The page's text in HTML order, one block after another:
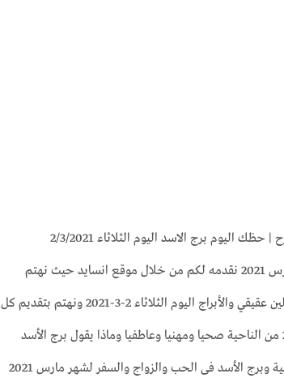
توقعات برج الأسد لهذا اليوم الثلاثاء 2 مارس 2021 نقدمه لكم من خلال موقع انسايد حيث نهتم
بجميع الأبراج وحظك اليوم 2/3/2021 جاكلين عقيقي والأبراج اليوم الثلاثاء 2-3-2021 ونهتم بتقديم كل
ما يخص برج الأسد اليوم الثلاثاء 2/3/2021 من الناحية صحيا ومهنيا وعاطفيا وماذا يقول برج الأسد
اليوم من النواحى الصحية والعاطفية والمهنية وبرج الأسد فى الحب والزواج والسفر لشهر مارس 2021